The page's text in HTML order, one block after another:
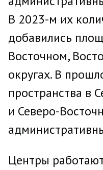
В 2023-м их
добавились
Восточном,
округах. В
пространства в
и Северо-
Центры